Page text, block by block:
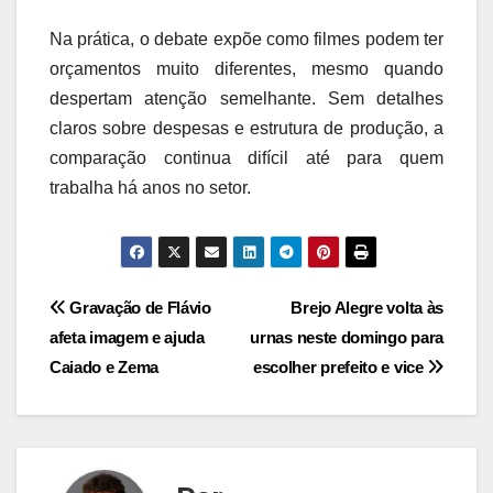
Na prática, o debate expõe como filmes podem ter
orçamentos muito diferentes, mesmo quando
despertam atenção semelhante. Sem detalhes
claros sobre despesas e estrutura de produção, a
comparação continua difícil até para quem
trabalha há anos no setor.
Navegação
de
Post
Brejo Alegre volta às
urnas neste domingo para
escolher prefeito e vice
Gravação de Flávio
afeta imagem e ajuda
Caiado e Zema